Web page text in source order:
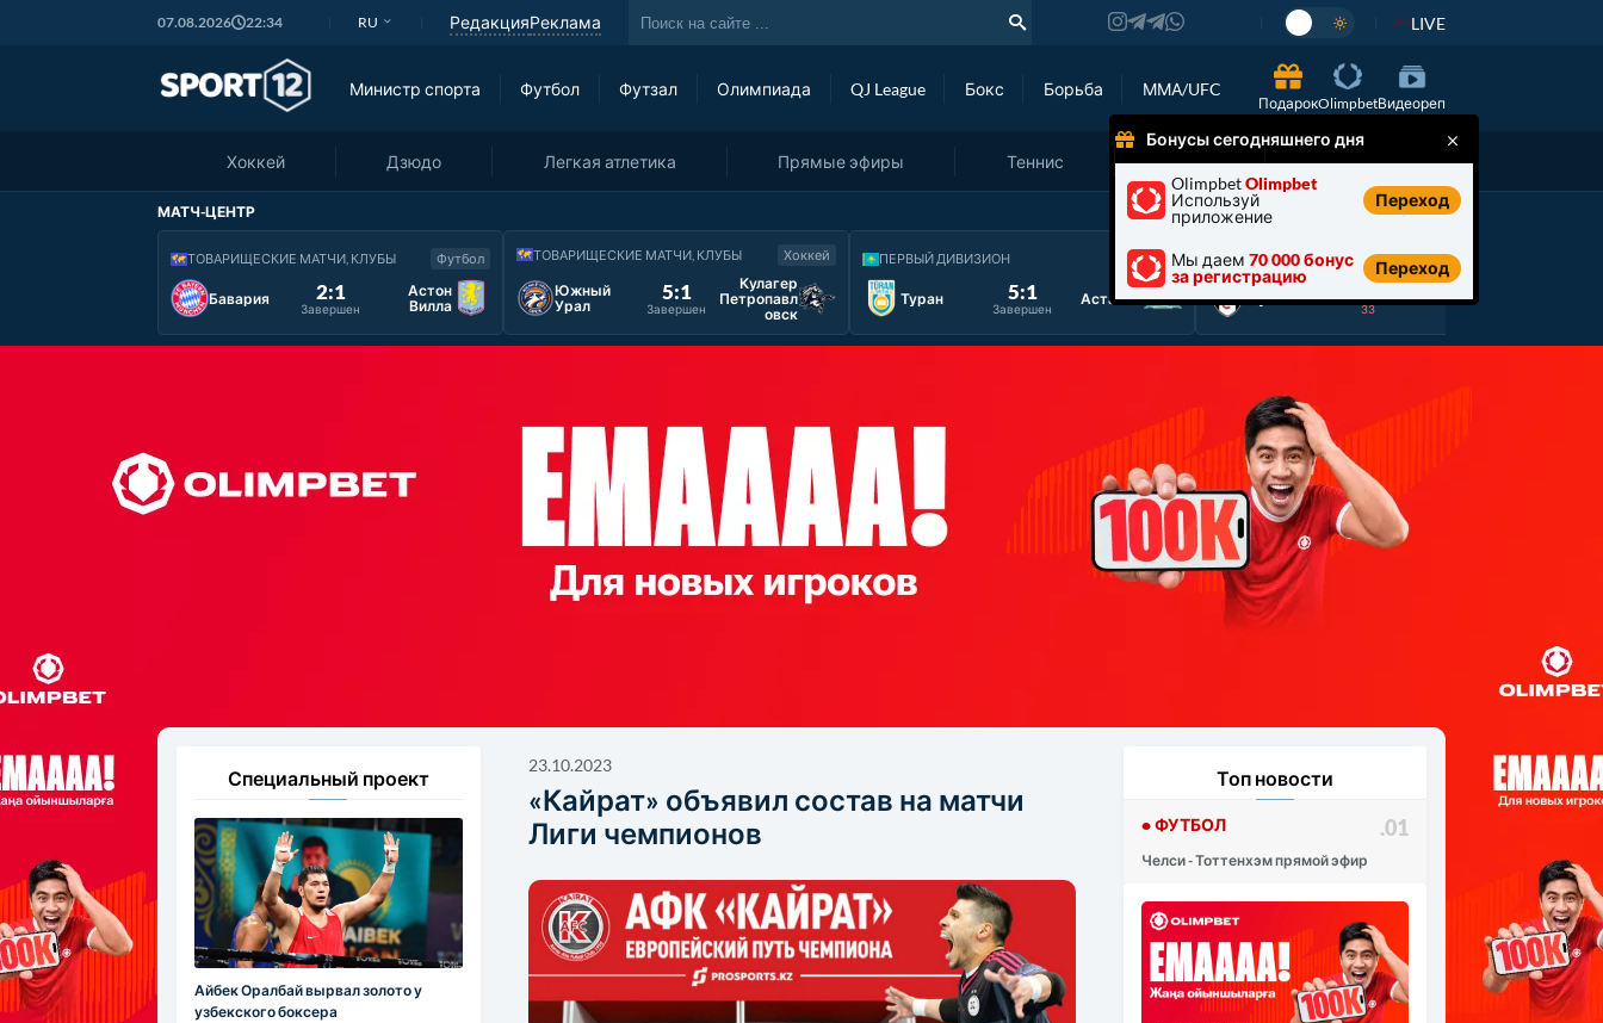
07.08.2026 22:34 RU РедакцияРеклама LIVE
Министр спорта Футбол Футзал Олимпиада QJ League Бокс Борьба ММА/UFC
Подарок
Бонусы сегодняшнего дня
OlimpbetOlimpbet
Используй
приложение
Переход
Мы даем 70 000 бонус
за регистрацию
Переход
OlimpbetВидеореп
Хоккей Дзюдо Легкая атлетика Прямые эфиры Теннис Анонс Другие
МАТЧ-ЦЕНТР ‹ ›
ТОВАРИЩЕСКИЕ МАТЧИ, КЛУБЫ Футбол
Бавария 2:1
Завершен
Астон
Вилла
ТОВАРИЩЕСКИЕ МАТЧИ, КЛУБЫ Хоккей
Южный
Урал
5:1
Завершен
Кулагер
Петропавл
овск
ПЕРВЫЙ ДИВИЗИОН Футбол
Туран 5:1
Завершен
Астана 2
ТОВАРИЩЕСКИЕ МАТЧИ, КЛУБЫ
Фулхэм 1:0
33
Пэлас
Специальный проект
Айбек Оралбай вырвал золото у
узбекского боксера
23.10.2023
«Кайрат» объявил состав на матчи
Лиги чемпионов
Топ новости
• ФУТБОЛ .01
Челси - Тоттенхэм прямой эфир